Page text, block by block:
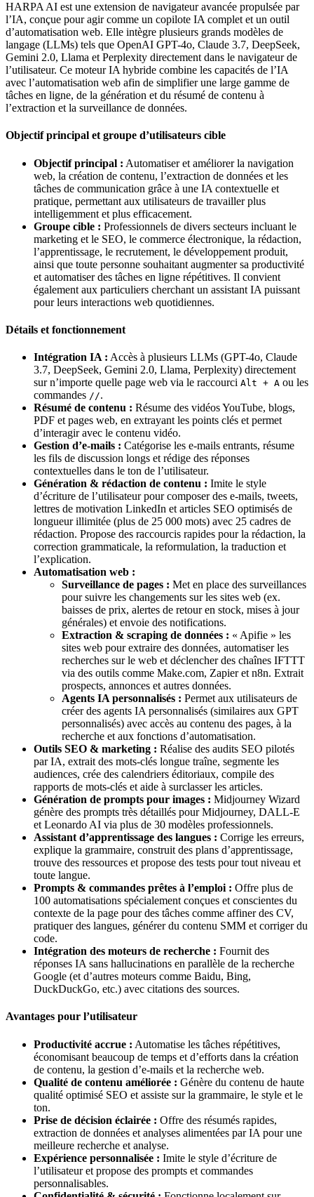
HARPA AI est une extension de navigateur avancée propulsée par
l’IA, conçue pour agir comme un copilote IA complet et un outil
d’automatisation web. Elle intègre plusieurs grands modèles de
langage (LLMs) tels que OpenAI GPT-4o, Claude 3.7, DeepSeek,
Gemini 2.0, Llama et Perplexity directement dans le navigateur de
l’utilisateur. Ce moteur IA hybride combine les capacités de l’IA
avec l’automatisation web afin de simplifier une large gamme de
tâches en ligne, de la génération et du résumé de contenu à
l’extraction et la surveillance de données.
Objectif principal et groupe d’utilisateurs cible
Objectif principal : Automatiser et améliorer la navigation
web, la création de contenu, l’extraction de données et les
tâches de communication grâce à une IA contextuelle et
pratique, permettant aux utilisateurs de travailler plus
intelligemment et plus efficacement.
Groupe cible : Professionnels de divers secteurs incluant le
marketing et le SEO, le commerce électronique, la rédaction,
l’apprentissage, le recrutement, le développement produit,
ainsi que toute personne souhaitant augmenter sa productivité
et automatiser des tâches en ligne répétitives. Il convient
également aux particuliers cherchant un assistant IA puissant
pour leurs interactions web quotidiennes.
Détails et fonctionnement
Intégration IA : Accès à plusieurs LLMs (GPT-4o, Claude
3.7, DeepSeek, Gemini 2.0, Llama, Perplexity) directement
sur n’importe quelle page web via le raccourci Alt + A ou les
commandes //.
Résumé de contenu : Résume des vidéos YouTube, blogs,
PDF et pages web, en extrayant les points clés et permet
d’interagir avec le contenu vidéo.
Gestion d’e-mails : Catégorise les e-mails entrants, résume
les fils de discussion longs et rédige des réponses
contextuelles dans le ton de l’utilisateur.
Génération & rédaction de contenu : Imite le style
d’écriture de l’utilisateur pour composer des e-mails, tweets,
lettres de motivation LinkedIn et articles SEO optimisés de
longueur illimitée (plus de 25 000 mots) avec 25 cadres de
rédaction. Propose des raccourcis rapides pour la rédaction, la
correction grammaticale, la reformulation, la traduction et
l’explication.
Automatisation web :
Surveillance de pages : Met en place des surveillances
pour suivre les changements sur les sites web (ex.
baisses de prix, alertes de retour en stock, mises à jour
générales) et envoie des notifications.
Extraction & scraping de données : « Apifie » les
sites web pour extraire des données, automatiser les
recherches sur le web et déclencher des chaînes IFTTT
via des outils comme Make.com, Zapier et n8n. Extrait
prospects, annonces et autres données.
Agents IA personnalisés : Permet aux utilisateurs de
créer des agents IA personnalisés (similaires aux GPT
personnalisés) avec accès au contenu des pages, à la
recherche et aux fonctions d’automatisation.
Outils SEO & marketing : Réalise des audits SEO pilotés
par IA, extrait des mots-clés longue traîne, segmente les
audiences, crée des calendriers éditoriaux, compile des
rapports de mots-clés et aide à surclasser les articles.
Génération de prompts pour images : Midjourney Wizard
génère des prompts très détaillés pour Midjourney, DALL-E
et Leonardo AI via plus de 30 modèles professionnels.
Assistant d’apprentissage des langues : Corrige les erreurs,
explique la grammaire, construit des plans d’apprentissage,
trouve des ressources et propose des tests pour tout niveau et
toute langue.
Prompts & commandes prêtes à l’emploi : Offre plus de
100 automatisations spécialement conçues et conscientes du
contexte de la page pour des tâches comme affiner des CV,
pratiquer des langues, générer du contenu SMM et corriger du
code.
Intégration des moteurs de recherche : Fournit des
réponses IA sans hallucinations en parallèle de la recherche
Google (et d’autres moteurs comme Baidu, Bing,
DuckDuckGo, etc.) avec citations des sources.
Avantages pour l’utilisateur
Productivité accrue : Automatise les tâches répétitives,
économisant beaucoup de temps et d’efforts dans la création
de contenu, la gestion d’e-mails et la recherche web.
Qualité de contenu améliorée : Génère du contenu de haute
qualité optimisé SEO et assiste sur la grammaire, le style et le
ton.
Prise de décision éclairée : Offre des résumés rapides,
extraction de données et analyses alimentées par IA pour une
meilleure recherche et analyse.
Expérience personnalisée : Imite le style d’écriture de
l’utilisateur et propose des prompts et commandes
personnalisables.